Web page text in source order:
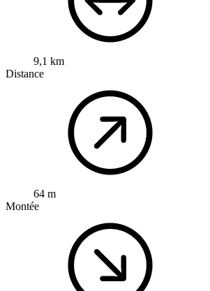
9,1 km
Distance
64 m
Montée